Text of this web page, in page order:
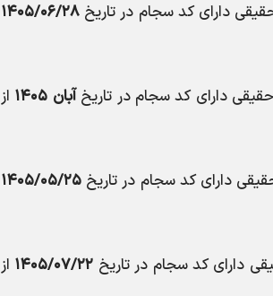
دارای کد سجام در تاریخ ۱۴۰۵/۰۶/۲۸
دارای کد سجام در تاریخآبان ۱۴۰۵
از
دارای کد سجام در تاریخ ۱۴۰۵/۰۵/۲۵
دارای کد سجام در تاریخ ۱۴۰۵/۰۷/۲۲ از